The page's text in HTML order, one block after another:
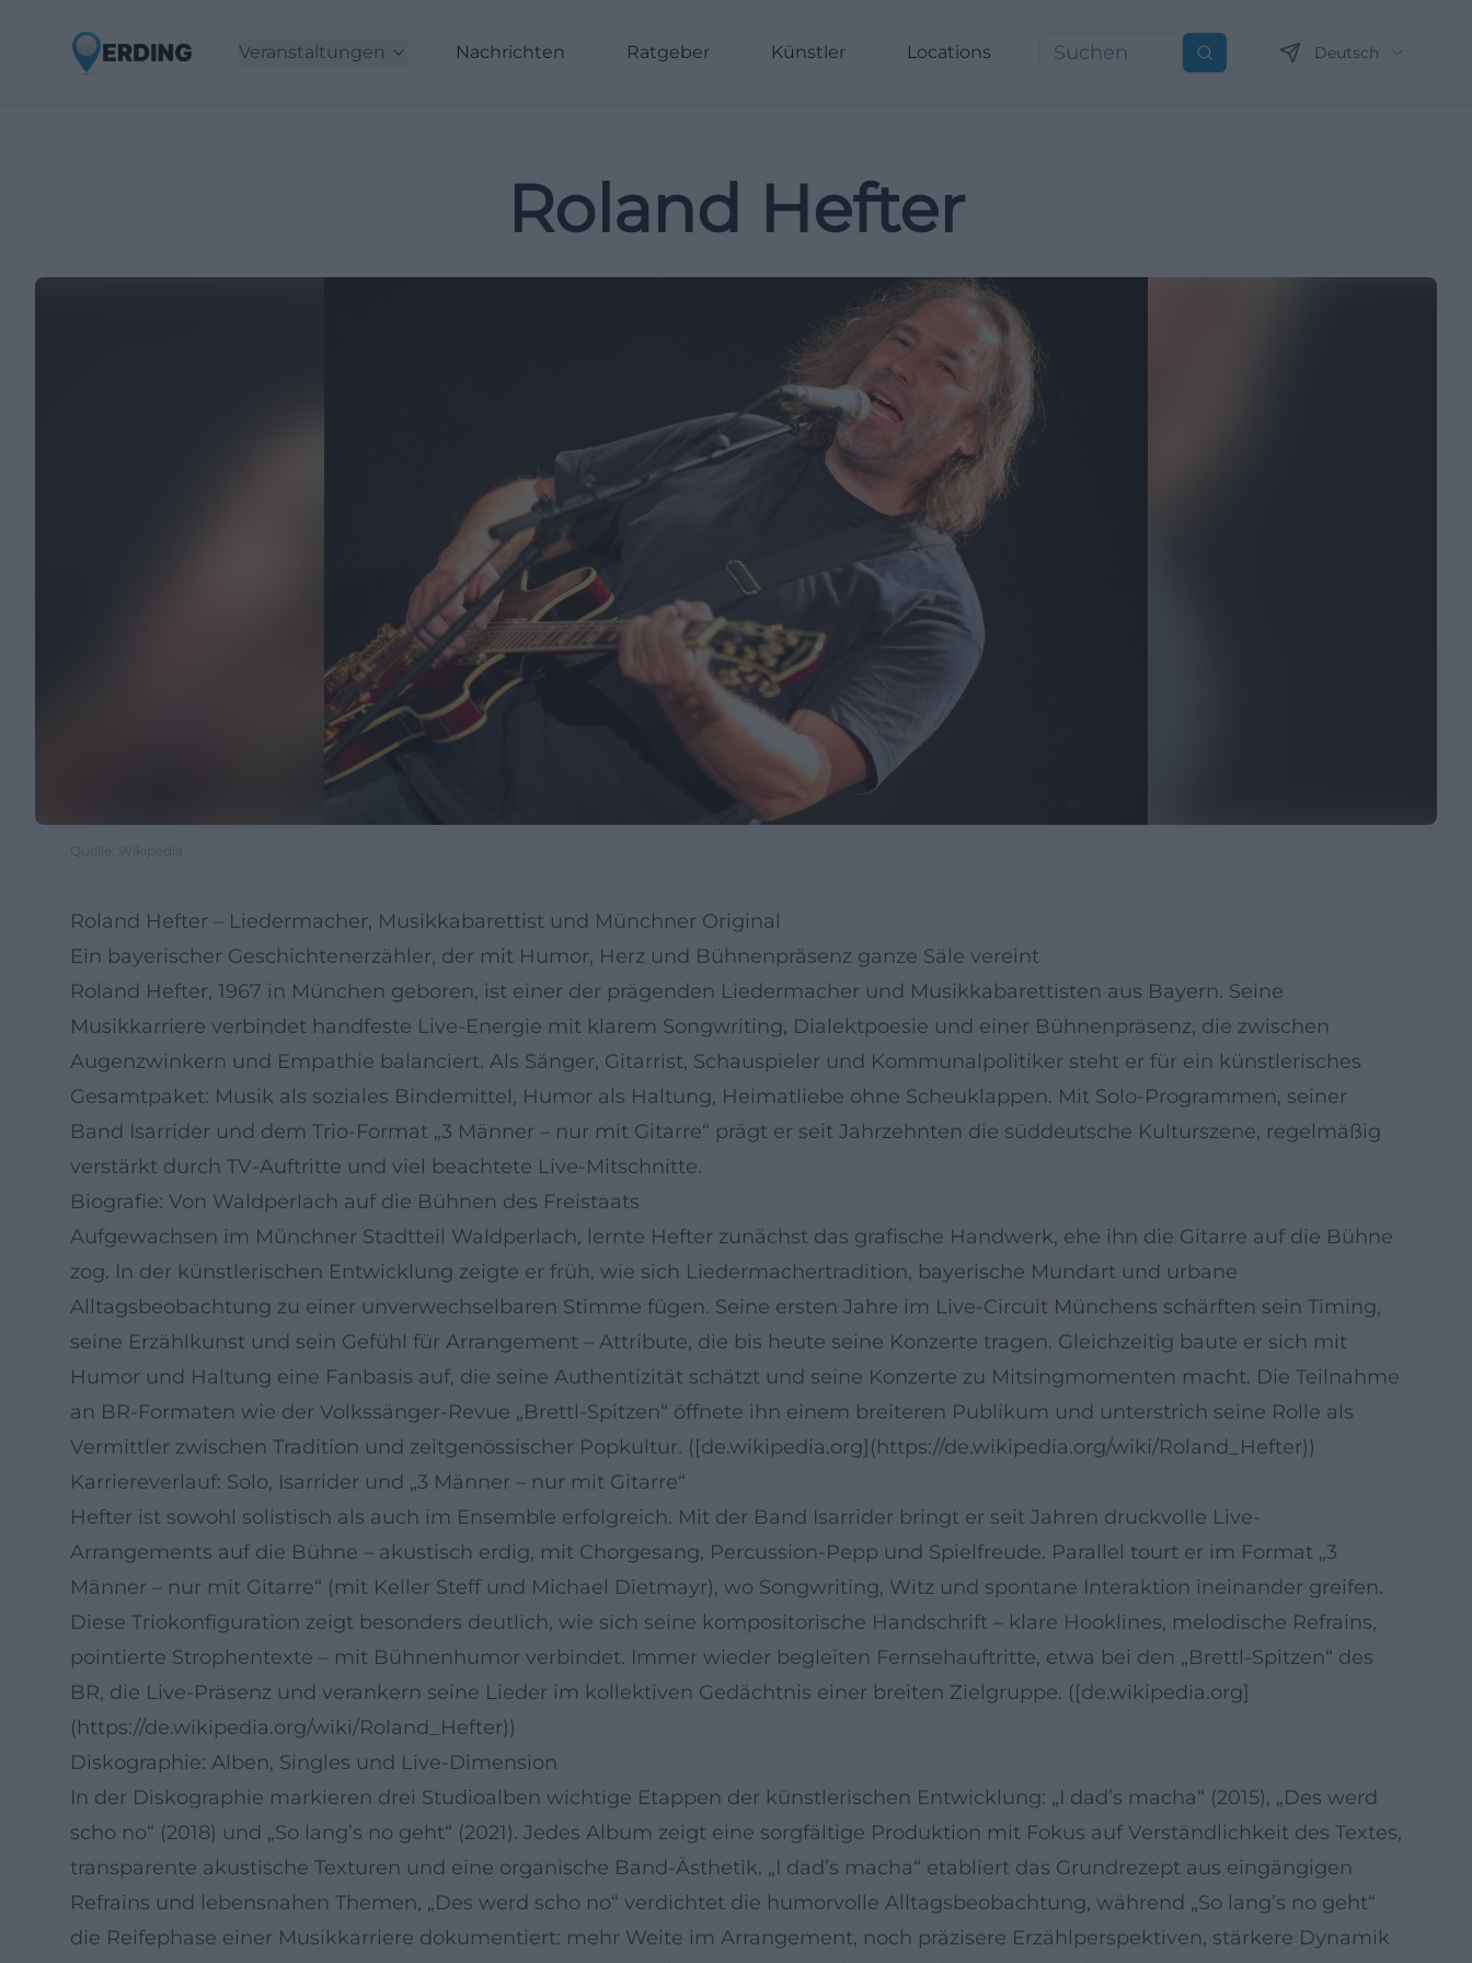
Veranstaltungen Nachrichten Ratgeber Künstler Locations Suchen Deutsch
Roland Hefter
Quelle: Wikipedia
Roland Hefter – Liedermacher, Musikkabarettist und Münchner Original
Ein bayerischer Geschichtenerzähler, der mit Humor, Herz und Bühnenpräsenz ganze Säle vereint
Roland Hefter, 1967 in München geboren, ist einer der prägenden Liedermacher und Musikkabarettisten aus Bayern. Seine
Musikkarriere verbindet handfeste Live-Energie mit klarem Songwriting, Dialektpoesie und einer Bühnenpräsenz, die zwischen
Augenzwinkern und Empathie balanciert. Als Sänger, Gitarrist, Schauspieler und Kommunalpolitiker steht er für ein künstlerisches
Gesamtpaket: Musik als soziales Bindemittel, Humor als Haltung, Heimatliebe ohne Scheuklappen. Mit Solo-Programmen, seiner
Band Isarrider und dem Trio-Format „3 Männer – nur mit Gitarre“ prägt er seit Jahrzehnten die süddeutsche Kulturszene, regelmäßig
verstärkt durch TV-Auftritte und viel beachtete Live-Mitschnitte.
Biografie: Von Waldperlach auf die Bühnen des Freistaats
Aufgewachsen im Münchner Stadtteil Waldperlach, lernte Hefter zunächst das grafische Handwerk, ehe ihn die Gitarre auf die Bühne
zog. In der künstlerischen Entwicklung zeigte er früh, wie sich Liedermachertradition, bayerische Mundart und urbane
Alltagsbeobachtung zu einer unverwechselbaren Stimme fügen. Seine ersten Jahre im Live-Circuit Münchens schärften sein Timing,
seine Erzählkunst und sein Gefühl für Arrangement – Attribute, die bis heute seine Konzerte tragen. Gleichzeitig baute er sich mit
Humor und Haltung eine Fanbasis auf, die seine Authentizität schätzt und seine Konzerte zu Mitsingmomenten macht. Die Teilnahme
an BR-Formaten wie der Volkssänger-Revue „Brettl-Spitzen“ öffnete ihn einem breiteren Publikum und unterstrich seine Rolle als
Vermittler zwischen Tradition und zeitgenössischer Popkultur. ([de.wikipedia.org](https://de.wikipedia.org/wiki/Roland_Hefter))
Karriereverlauf: Solo, Isarrider und „3 Männer – nur mit Gitarre“
Hefter ist sowohl solistisch als auch im Ensemble erfolgreich. Mit der Band Isarrider bringt er seit Jahren druckvolle Live-
Arrangements auf die Bühne – akustisch erdig, mit Chorgesang, Percussion-Pepp und Spielfreude. Parallel tourt er im Format „3
Männer – nur mit Gitarre“ (mit Keller Steff und Michael Dietmayr), wo Songwriting, Witz und spontane Interaktion ineinander greifen.
Diese Triokonfiguration zeigt besonders deutlich, wie sich seine kompositorische Handschrift – klare Hooklines, melodische Refrains,
pointierte Strophentexte – mit Bühnenhumor verbindet. Immer wieder begleiten Fernsehauftritte, etwa bei den „Brettl-Spitzen“ des
BR, die Live-Präsenz und verankern seine Lieder im kollektiven Gedächtnis einer breiten Zielgruppe. ([de.wikipedia.org]
(https://de.wikipedia.org/wiki/Roland_Hefter))
Diskographie: Alben, Singles und Live-Dimension
In der Diskographie markieren drei Studioalben wichtige Etappen der künstlerischen Entwicklung: „I dad’s macha“ (2015), „Des werd
scho no“ (2018) und „So lang’s no geht“ (2021). Jedes Album zeigt eine sorgfältige Produktion mit Fokus auf Verständlichkeit des Textes,
transparente akustische Texturen und eine organische Band-Ästhetik. „I dad’s macha“ etabliert das Grundrezept aus eingängigen
Refrains und lebensnahen Themen, „Des werd scho no“ verdichtet die humorvolle Alltagsbeobachtung, während „So lang’s no geht“
die Reifephase einer Musikkarriere dokumentiert: mehr Weite im Arrangement, noch präzisere Erzählperspektiven, stärkere Dynamik